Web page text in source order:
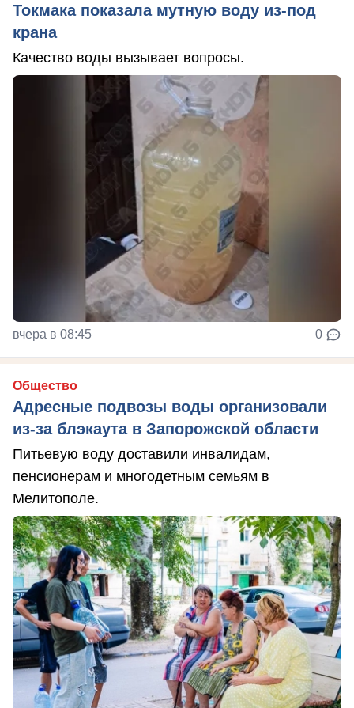
Токмака показала мутную воду из-под
крана
Качество воды вызывает вопросы.
вчера в 08:45 0
Общество
Адресные подвозы воды организовали
из-за блэкаута в Запорожской области
Питьевую воду доставили инвалидам,
пенсионерам и многодетным семьям в
Мелитополе.